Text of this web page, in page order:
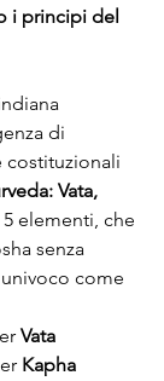
i principi del
di
costituzionali
Vata,
elementi, che
senza
come
Vata
Kapha